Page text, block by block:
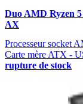
Duo AMD Ryzen
AX
Processeur socket
Carte mère ATX -
rupture de stock